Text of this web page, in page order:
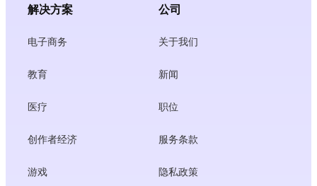
解决方案
电子商务
教育
医疗
创作者经济
游戏
公司
关于我们
新闻
职位
服务条款
隐私政策